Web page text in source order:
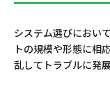
システム選びにおい
トの規模や形態に相
乱してトラブルに発